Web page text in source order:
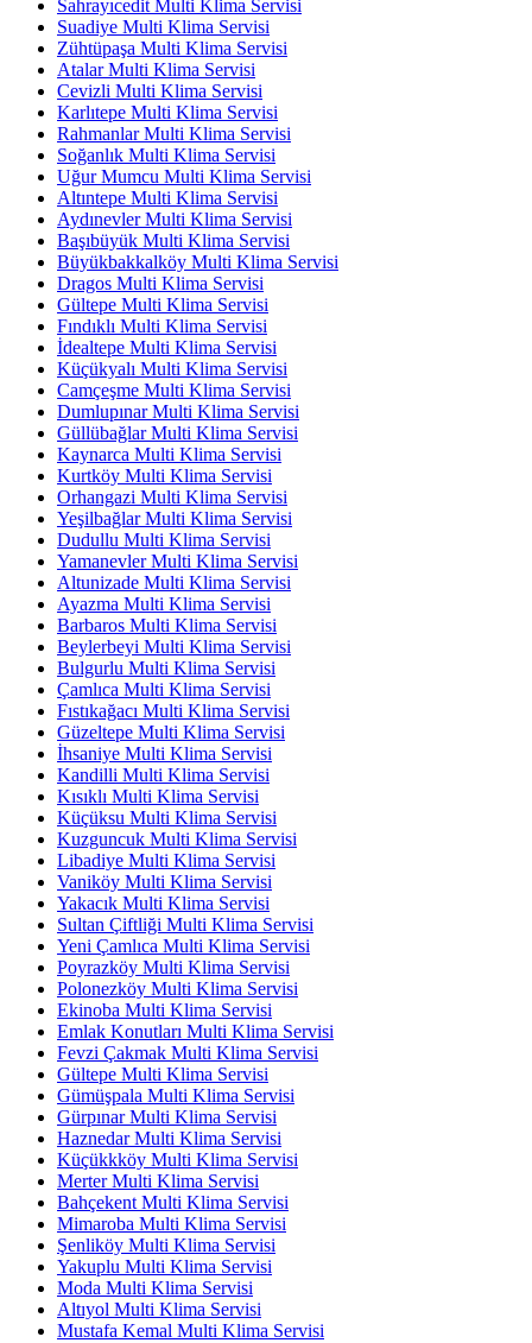
Sahrayıcedit Multi Klima Servisi
Suadiye Multi Klima Servisi
Zühtüpaşa Multi Klima Servisi
Atalar Multi Klima Servisi
Cevizli Multi Klima Servisi
Karlıtepe Multi Klima Servisi
Rahmanlar Multi Klima Servisi
Soğanlık Multi Klima Servisi
Uğur Mumcu Multi Klima Servisi
Altıntepe Multi Klima Servisi
Aydınevler Multi Klima Servisi
Başıbüyük Multi Klima Servisi
Büyükbakkalköy Multi Klima Servisi
Dragos Multi Klima Servisi
Gültepe Multi Klima Servisi
Fındıklı Multi Klima Servisi
İdealtepe Multi Klima Servisi
Küçükyalı Multi Klima Servisi
Camçeşme Multi Klima Servisi
Dumlupınar Multi Klima Servisi
Güllübağlar Multi Klima Servisi
Kaynarca Multi Klima Servisi
Kurtköy Multi Klima Servisi
Orhangazi Multi Klima Servisi
Yeşilbağlar Multi Klima Servisi
Dudullu Multi Klima Servisi
Yamanevler Multi Klima Servisi
Altunizade Multi Klima Servisi
Ayazma Multi Klima Servisi
Barbaros Multi Klima Servisi
Beylerbeyi Multi Klima Servisi
Bulgurlu Multi Klima Servisi
Çamlıca Multi Klima Servisi
Fıstıkağacı Multi Klima Servisi
Güzeltepe Multi Klima Servisi
İhsaniye Multi Klima Servisi
Kandilli Multi Klima Servisi
Kısıklı Multi Klima Servisi
Küçüksu Multi Klima Servisi
Kuzguncuk Multi Klima Servisi
Libadiye Multi Klima Servisi
Vaniköy Multi Klima Servisi
Yakacık Multi Klima Servisi
Sultan Çiftliği Multi Klima Servisi
Yeni Çamlıca Multi Klima Servisi
Poyrazköy Multi Klima Servisi
Polonezköy Multi Klima Servisi
Ekinoba Multi Klima Servisi
Emlak Konutları Multi Klima Servisi
Fevzi Çakmak Multi Klima Servisi
Gültepe Multi Klima Servisi
Gümüşpala Multi Klima Servisi
Gürpınar Multi Klima Servisi
Haznedar Multi Klima Servisi
Küçükkköy Multi Klima Servisi
Merter Multi Klima Servisi
Bahçekent Multi Klima Servisi
Mimaroba Multi Klima Servisi
Şenliköy Multi Klima Servisi
Yakuplu Multi Klima Servisi
Moda Multi Klima Servisi
Altıyol Multi Klima Servisi
Mustafa Kemal Multi Klima Servisi